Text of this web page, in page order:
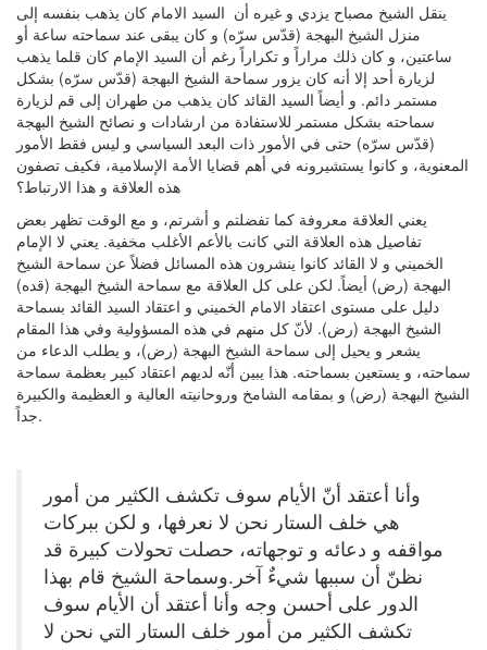
ينقل الشيخ مصباح يزدي و غيره أن السيد الامام كان يذهب بنفسه إلى
منزل الشيخ البهجة (قدّس سرّه) و كان يبقى عند سماحته ساعة أو
ساعتين، و كان ذلك مراراً و تكراراً رغم أن السيد الإمام كان قلما يذهب
لزيارة أحد إلا أنه كان يزور سماحة الشيخ البهجة (قدّس سرّه) بشكل
مستمر دائم. و أيضاً السيد القائد كان يذهب من طهران إلى قم لزيارة
سماحته بشكل مستمر للاستفادة من ارشادات و نصائح الشيخ البهجة
(قدّس سرّه) حتى في الأمور ذات البعد السياسي و ليس فقط الأمور
المعنوية، و كانوا يستشيرونه في أهم قضايا الأمة الإسلامية، فكيف تصفون
هذه العلاقة و هذا الارتباط؟
يعني العلاقة معروفة كما تفضلتم و أشرتم، و مع الوقت تظهر بعض
تفاصيل هذه العلاقة التي كانت بالأعم الأغلب مخفية. يعني لا الإمام
الخميني و لا القائد كانوا ينشرون هذه المسائل فضلاً عن سماحة الشيخ
البهجة (رض) أيضاً. لكن على كل العلاقة مع سماحة الشيخ البهجة (قده)
دليل على مستوى اعتقاد الامام الخميني و اعتقاد السيد القائد بسماحة
الشيخ البهجة (رض). لأنّ كل منهم في هذه المسؤولية وفي هذا المقام
يشعر و يحيل إلى سماحة الشيخ البهجة (رض)، و يطلب الدعاء من
سماحته، و يستعين بسماحته. هذا يبين أنّه لديهم اعتقاد كبير بعظمة سماحة
الشيخ البهجة (رض) و بمقامه الشامخ وروحانيته العالية و العظيمة والكبيرة
جداً.
وأنا أعتقد أنّ الأيام سوف تكشف الكثير من أمور
هي خلف الستار نحن لا نعرفها، و لكن ببركات
مواقفه و دعائه و توجهاته، حصلت تحولات كبيرة قد
نظنّ أن سببها شيءٌ آخر.وسماحة الشيخ قام بهذا
الدور على أحسن وجه وأنا أعتقد أن الأيام سوف
تكشف الكثير من أمور خلف الستار التي نحن لا